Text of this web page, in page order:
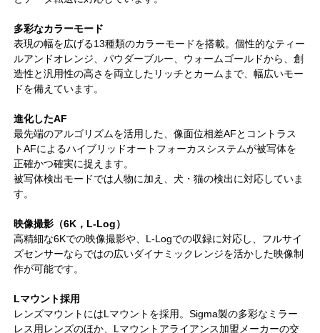
多彩なカラーモード
表現の幅を広げる13種類のカラーモードを搭載。個性的なティー
ルアンドオレンジ、パウダーブルー、ウォームゴールドから、創
造性と汎用性の高さを両立したリッチとカームまで、幅広いモー
ドを備えています。
進化したAF
最先端のアルゴリズムを活用した、像面位相差AFとコントラス
トAFによるハイブリッドオートフォーカスシステムが被写体を
正確かつ確実に捉えます。
被写体検出モードでは人物に加え、犬・猫の検出に対応していま
す。
映像撮影（6K，L-Log）
高精細な6Kでの映像撮影や、L-Logでの収録に対応し、フルサイ
ズセンサーならではの広いダイナミックレンジを活かした映像制
作が可能です。
Lマウント採用
レンズマウントにはLマウントを採用。Sigma製の多彩なミラー
レス用レンズのほか、Lマウントアライアンス加盟メーカーの交